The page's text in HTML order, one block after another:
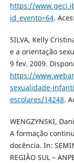
https://
id_evento=64.
SILVA, Kelly
e a orientação
9 fev. 2009.
https://
sexualidade-
escolares/14248.
WENGZYNSKI,
A formação
docência. In:
REGIÃO SUL –